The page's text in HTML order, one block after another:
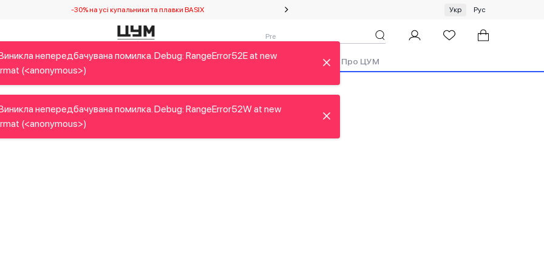
-30% на усі купальники та плавки BASIX Спеціальна пропозиція на одяг та хустки ЦУМ by GUNIA
Укр Рус
Home&Gifts Українські дизайнери Краса Бренди Аутлет Про ЦУМ
непередбачувана помилка. Debug: RangeError52E at new
(<anonymous>)
непередбачувана помилка. Debug: RangeError52W at new
(<anonymous>)